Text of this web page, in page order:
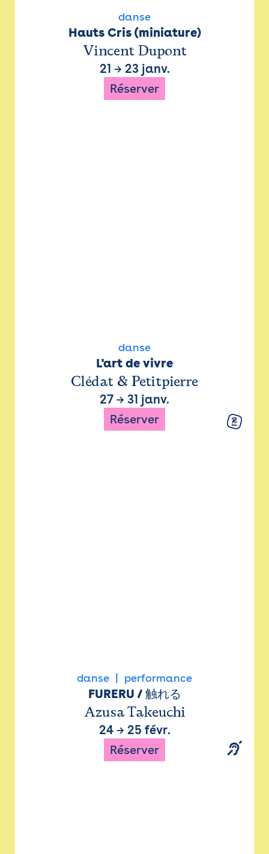
danse
Hauts Cris (miniature)
Vincent Dupont
21 → 23 janv.
Réserver
danse
L'art de vivre
Clédat & Petitpierre
27 → 31 janv.
Réserver
danse performance
FURERU / 触れる
Azusa Takeuchi
24→ 25 févr.
Réserver